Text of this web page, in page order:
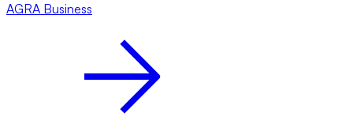
AGRA Business